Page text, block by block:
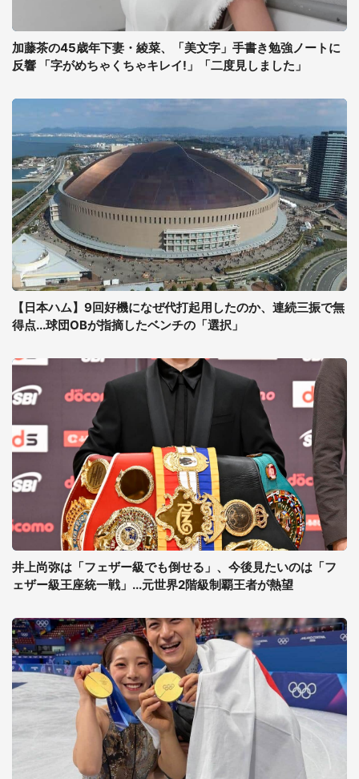
加藤茶の45歳年下妻・綾菜、「美文字」手書き勉強ノートに
反響 「字がめちゃくちゃキレイ!」「二度見しました」
【日本ハム】9回好機になぜ代打起用したのか、連続三振で無
得点...球団OBが指摘したベンチの「選択」
井上尚弥は「フェザー級でも倒せる」、今後見たいのは「フ
ェザー級王座統一戦」...元世界2階級制覇王者が熱望